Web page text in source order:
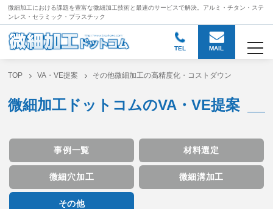
微細加工における課題を豊富な微細加工技術と最速のサービスで解決。アルミ・チタン・ステ
ンレス・セラミック・プラスチック
TEL MAIL
TOP VA・VE提案 その他微細加工の高精度化・コストダウン
微細加工ドットコムのVA・VE提案
事例一覧 材料選定
微細穴加工 微細溝加工
その他